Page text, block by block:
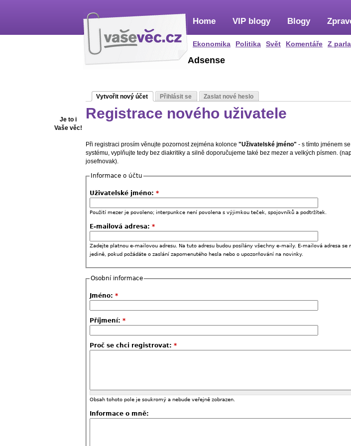
Home
Ekonomika Politika Svět Komentáře Z
VIP blogy Blogy
Je to i
Vaše věc!
Adsense
Vytvořit nový účet Přihlásit se Zaslat nové heslo
Registrace nového uživatele
Při registraci prosím věnujte pozornost zejména kolonce "Uživatelské jméno" - s tímto jménem
systému, vyplňujte tedy bez diakritiky a silně doporučujeme také bez mezer a velkých písmen.
josefnovak).
Informace o účtu
Uživatelské jméno: *
Použití mezer je povoleno; interpunkce není povolena s výjimkou teček, spojovníků a podtržítek.
E-mailová adresa: *
Zadejte platnou e-mailovou adresu. Na tuto adresu budou posílány všechny e-maily. E-mailová adresa se
jedině, pokud požádáte o zaslání zapomenutého hesla nebo o upozorňování na novinky.
Osobní informace
Jméno: *
Příjmení: *
Proč se chci registrovat: *
Obsah tohoto pole je soukromý a nebude veřejně zobrazen.
Informace o mně: